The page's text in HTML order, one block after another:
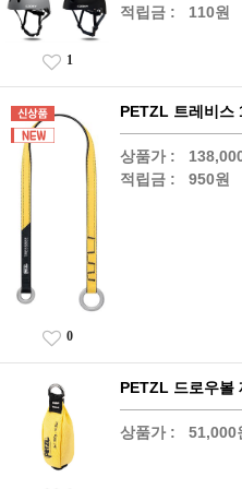
적립금 : 110원
1
PETZL 트레비스
상품가 :
적립금 : 950원
0
PETZL 드로우볼
상품가 : 51,000